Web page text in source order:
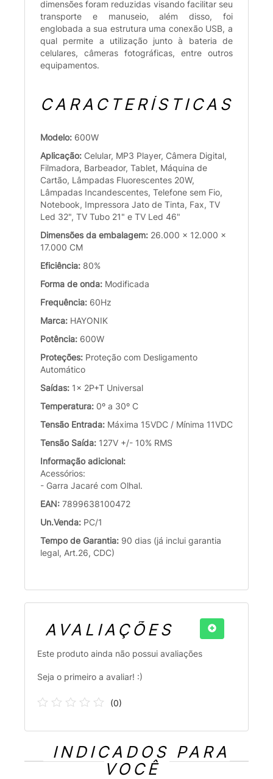
dimensões foram reduzidas visando facilitar seu
transporte e manuseio, além disso, foi
englobada a sua estrutura uma conexão USB, a
qual permite a utilização junto à bateria de
celulares, câmeras fotográficas, entre outros
equipamentos.
CARACTERÍSTICAS
Modelo: 600W
Aplicação: Celular, MP3 Player, Câmera Digital,
Filmadora, Barbeador, Tablet, Máquina de
Cartão, Lâmpadas Fluorescentes 20W,
Lâmpadas Incandescentes, Telefone sem Fio,
Notebook, Impressora Jato de Tinta, Fax, TV
Led 32", TV Tubo 21" e TV Led 46"
Dimensões da embalagem: 26.000 x 12.000 x
17.000 CM
Eficiência: 80%
Forma de onda: Modificada
Frequência: 60Hz
Marca: HAYONIK
Potência: 600W
Proteções: Proteção com Desligamento
Automático
Saídas: 1x 2P+T Universal
Temperatura: 0º a 30º C
Tensão Entrada: Máxima 15VDC / Mínima 11VDC
Tensão Saída: 127V +/- 10% RMS
Informação adicional:
Acessórios:
- Garra Jacaré com Olhal.
EAN: 7899638100472
Un.Venda: PC/1
Tempo de Garantia: 90 dias (já inclui garantia
legal, Art.26, CDC)
AVALIAÇÕES
Este produto ainda não possui avaliações
Seja o primeiro a avaliar! :)
(0)
INDICADOS PARA
VOCÊ